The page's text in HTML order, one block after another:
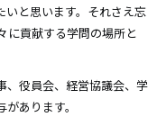
いと思います。それさえ忘
に貢献する学問の場所と
、役員会、経営協議会、学
あります。